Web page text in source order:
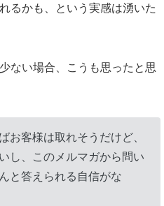
るかも、という実感は湧いた
ない場合、こうも思ったと思
お客様は取れそうだけど、
し、このメルマガから問い
と答えられる自信がな